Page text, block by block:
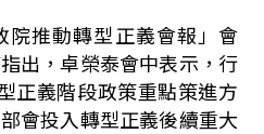
院推動轉型正義會報」會
出，卓榮泰會中表示，行
正義階段政策重點策進方
會投入轉型正義後續重大